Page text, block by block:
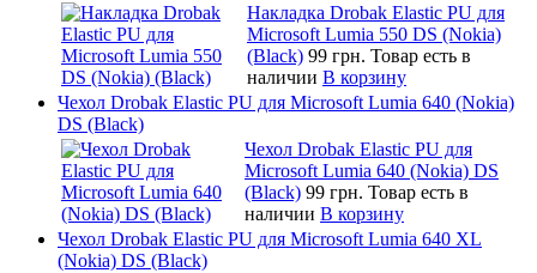
Накладка Drobak Elastic PU для
Microsoft Lumia 550 DS (Nokia)
(Black) 99 грн. Товар есть в
наличии В корзину
Чехол Drobak Elastic PU для Microsoft Lumia 640 (Nokia)
DS (Black)
Чехол Drobak Elastic PU для
Microsoft Lumia 640 (Nokia) DS
(Black) 99 грн. Товар есть в
наличии В корзину
Чехол Drobak Elastic PU для Microsoft Lumia 640 XL
(Nokia) DS (Black)